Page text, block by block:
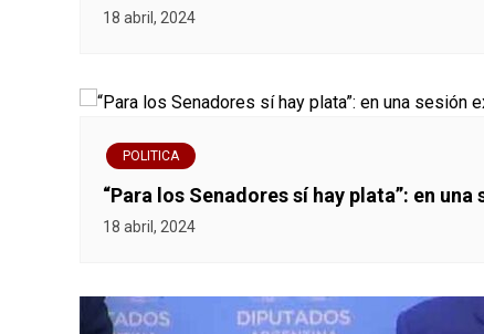
18 abril, 2024
POLITICA
“Para los Senadores sí hay plata”: en
18 abril, 2024